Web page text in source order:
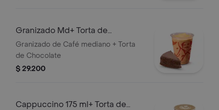
Granizado Md+ Torta de
Chocolate
Granizado de Café mediano + Torta
de Chocolate
$ 29.200
Cappuccino 175 ml+ Torta de